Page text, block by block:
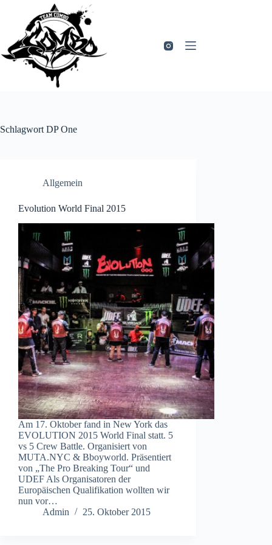
springen
Schlagwort DP One
Allgemein
Evolution World Final 2015
Am 17. Oktober fand in New York das
EVOLUTION 2015 World Final statt. 5
vs 5 Crew Battle. Organisiert von
MUTA.NYC & Bboyworld. Präsentiert
von „The Pro Breaking Tour“ und
UDEF Als Organisatoren der
Europäischen Qualifikation wollten wir
nun vor…
Admin
25. Oktober 2015